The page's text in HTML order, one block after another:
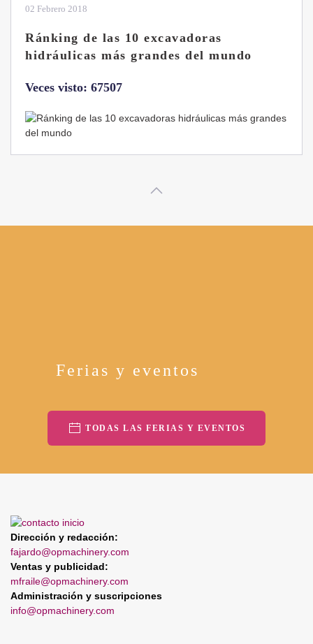
28 Enero 2019
Las ventajas de la excavadora Yanmar
B7 Sigma-6
Veces visto: 32220
Ferias y eventos
TODAS LAS FERIAS Y EVENTOS
Dirección y redacción:
fajardo@opmachinery.com
Ventas y publicidad:
mfraile@opmachinery.com
Administración y suscripciones
info@opmachinery.com